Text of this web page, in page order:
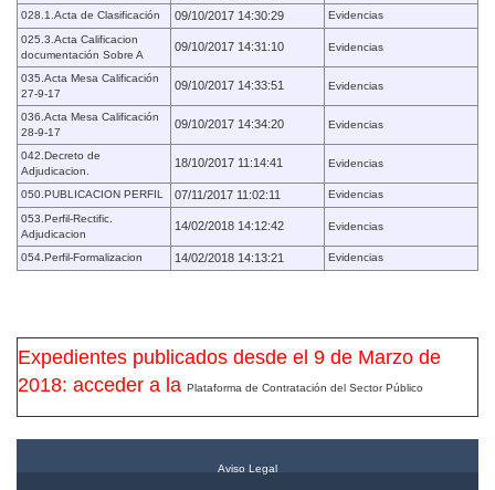
028.1.Acta de Clasificación
09/10/2017 14:30:29
Evidencias
025.3.Acta Calificacion
documentación Sobre A
09/10/2017 14:31:10 Evidencias
035.Acta Mesa Calificación
27-9-17
09/10/2017 14:33:51 Evidencias
036.Acta Mesa Calificación
28-9-17
09/10/2017 14:34:20 Evidencias
042.Decreto de
Adjudicacion.
18/10/2017 11:14:41 Evidencias
050.PUBLICACION PERFIL 07/11/2017 11:02:11
Evidencias
053.Perfil-Rectific.
Adjudicacion
14/02/2018 14:12:42 Evidencias
054.Perfil-Formalizacion 14/02/2018 14:13:21 Evidencias
Expedientes publicados desde el 9 de Marzo de
2018: acceder a la Plataforma de Contratación del Sector Público
Aviso Legal